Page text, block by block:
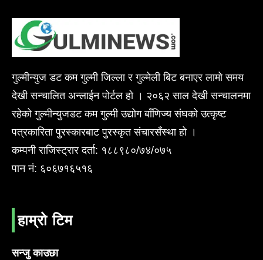
गुल्मीन्युज डट कम गुल्मी जिल्ला र गुल्मेली बिट बनाएर लामो समय
देखी सन्चालित अन्लाईन पोर्टल हो । २०६२ साल देखी सन्चालनमा
रहेको गुल्मीन्युजडट कम गुल्मी उद्योग बाँणिज्य संघको उत्कृष्ट
पत्रकारिता पुरस्कारबाट पुरस्कृत संचारसँस्था हो ।
कम्पनी राजिस्ट्रार दर्ता: १८८९८०/७४/०७५
पान नं: ६०६७१६५१६
हाम्रो टिम
सन्जु काउछा